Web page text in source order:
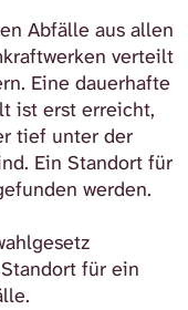
Abfälle aus allen
verteilt
Eine dauerhafte
ist erst erreicht,
tief unter der
Ein Standort für
werden.
für ein